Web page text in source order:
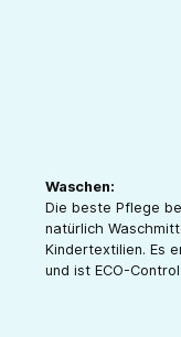
Waschen:
Die beste Pflege
natürlich
Kindertextilien. Es
und ist ECO-